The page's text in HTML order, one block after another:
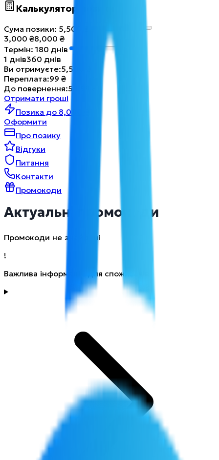
Калькулятор позики
Сума позики: 5,500
3,000 ₴8,000 ₴
Термін:180 днів
1 днів360 днів
Ви отримуєте:5,500
Переплата:99 ₴
До повернення:5,599
Отримати гроші
Позика до 8,000 ₴
Оформити
Про позику
Відгуки
Питання
Контакти
Промокоди
Актуальні промокоди
Промокоди не знайдені
!
Важлива інформація для споживачів